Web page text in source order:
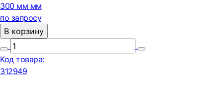
300 мм мм
по запросу
В корзину
Код товара:
312949